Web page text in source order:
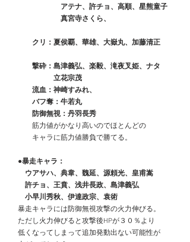
アテナ、許チョ、高順、星熊童子
真宮寺さくら、
クリ：夏侯覇、華雄、大嶽丸、加藤清正
撃砕：島津義弘、楽毅、滝夜叉姫、ナタ
立花宗茂
流血：神崎すみれ、
バフ奪：牛若丸
防御無視：丹羽長秀
筋力値がかなり高いのでほとんどの
キャラに筋力値勝負で勝てる。
●暴走キャラ：
ウアサハ、典韋、魏延、源頼光、皇甫嵩
許チョ、王賁、浅井長政、島津義弘
小早川秀秋、伊達政宗、袁術
暴走キャラには防御無視攻撃の火力伸びる。
ただし火力伸びると攻撃後HPが３０％より
低くなってしまって追加発動出ない可能性が